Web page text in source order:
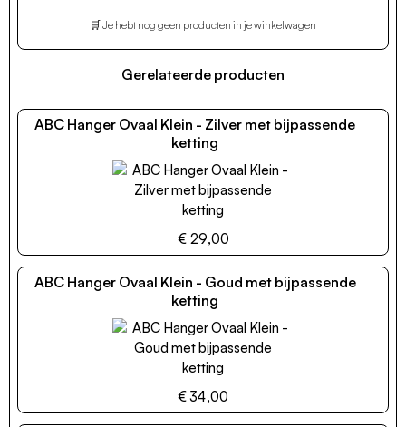
🛒 Je hebt nog geen producten in je winkelwagen
Gerelateerde producten
ABC Hanger Ovaal Klein - Zilver met bijpassende
ketting
€ 29,00
ABC Hanger Ovaal Klein - Goud met bijpassende
ketting
€ 34,00